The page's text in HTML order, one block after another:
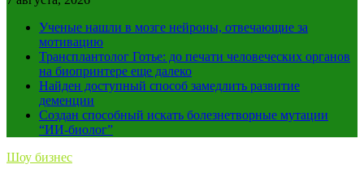
Ученые нашли в мозге нейроны, отвечающие за
мотивацию
Трансплантолог Готье: до печати человеческих органов
на биопринтере еще далеко
Найден доступный способ замедлить развитие
деменции
Создан способный искать болезнетворные мутации
“ИИ-биолог”
Шоу бизнес